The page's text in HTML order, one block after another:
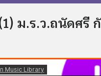
ม.ร.ว.ถนัดศรี